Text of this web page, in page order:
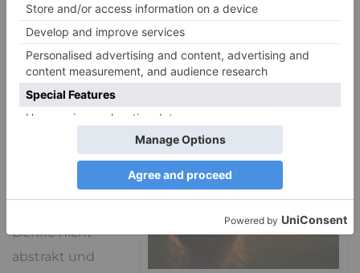
unser Leben, dass wir ihm eine solch große
Aufmerksamkeit schenken?
4. Nimm deinen Selbstwert aus
dem Fokus
Tausche die
Inhalte des
Denke nicht
abstrakt und